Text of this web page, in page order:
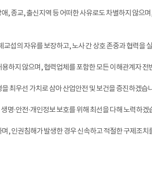
, 종교, 출신지역 등 어떠한 사유로도 차별하지 않으며
섭의 자유를 보장하고, 노사 간 상호 존중과 협력을
하지 않으며, 협력업체를 포함한 모든 이해관계자
최우선 가치로 삼아 산업안전 및 보건을 증진하겠습
명·안전·개인정보 보호를 위해 최선을 다해 노력하겠
, 인권침해가 발생한 경우 신속하고 적절한 구제조치